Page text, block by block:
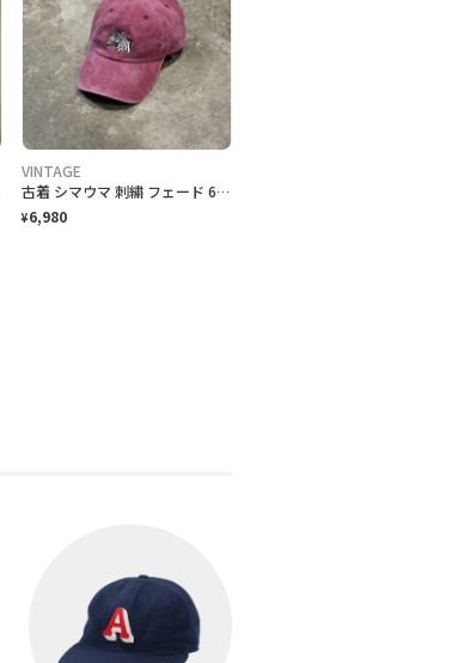
VINTAGE
古着 シマウマ 刺繍 フェード 6パネル ベースボールキャップ 帽子 キャップ
¥6,980